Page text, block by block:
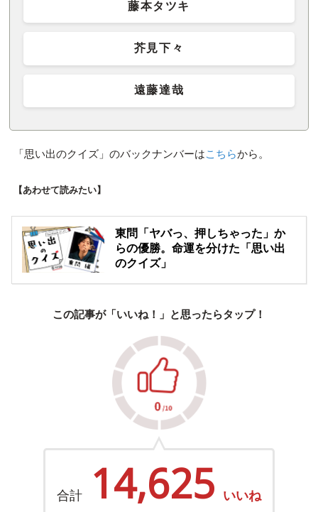
藤本タツキ
芥見下々
遠藤達哉
「思い出のクイズ」のバックナンバーはこちらから。
【あわせて読みたい】
東問「ヤバっ、押しちゃった」か
らの優勝。命運を分けた「思い出
のクイズ」
この記事が「いいね！」と思ったらタップ！
合計 14,625 いいね